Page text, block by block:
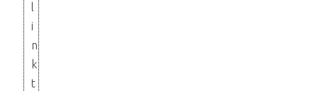
l
i
n
k
t